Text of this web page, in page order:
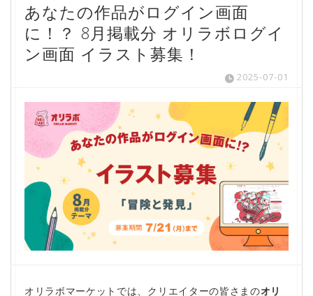
あなたの作品がログイン画面
に！？ 8月掲載分 オリラボログイ
ン画面 イラスト募集！
2025-07-01
オリラボマーケットでは、クリエイターの皆さまのオリ